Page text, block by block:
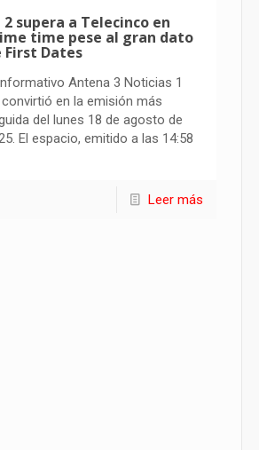
2 supera a Telecinco en
time pese al gran dato
First Dates
Antena 3 Noticias 1
en la emisión más
del lunes 18 de agosto de
El espacio, emitido a las 14:58
Leer más